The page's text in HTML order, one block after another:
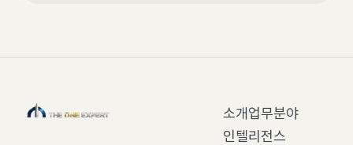
소개업무분야
인텔리전스